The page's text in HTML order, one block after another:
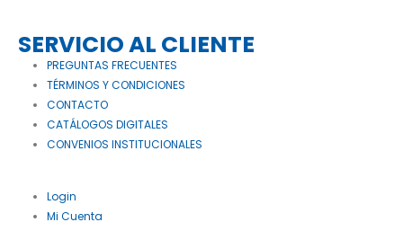
SERVICIO AL CLIENTE
PREGUNTAS FRECUENTES
TÉRMINOS Y CONDICIONES
CONTACTO
CATÁLOGOS DIGITALES
CONVENIOS INSTITUCIONALES
Login
Mi Cuenta